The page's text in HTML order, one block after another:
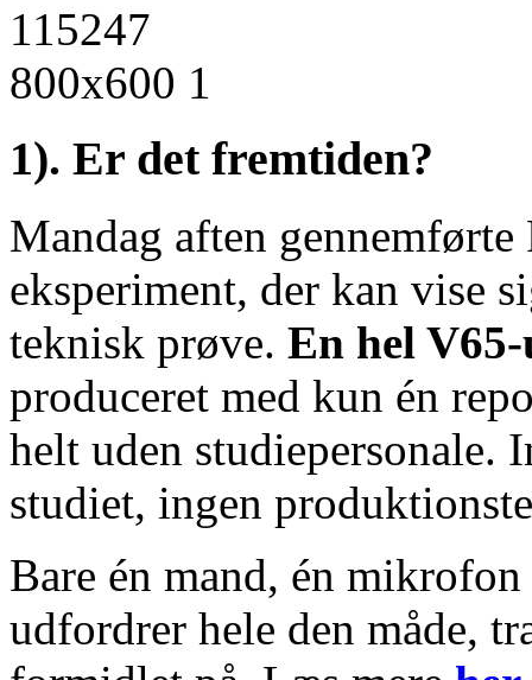
1). Er det fremtiden?
Mandag aften
eksperiment, der kan vise
teknisk prøve. En hel
produceret med kun én
helt uden studiepersonale.
studiet, ingen
Bare én mand, én
udfordrer hele den måde,